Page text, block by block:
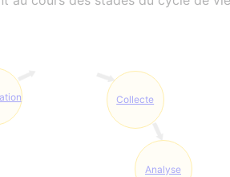
Collecte
Analyse